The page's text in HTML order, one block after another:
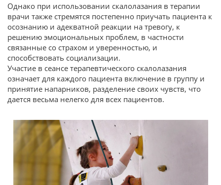
Однако при использовании скалолазания в терапии
врачи также стремятся постепенно приучать пациента к
осознанию и адекватной реакции на тревогу, к
решению эмоциональных проблем, в частности
связанные со страхом и уверенностью, и
способствовать социализации.
Участие в сеансе терапевтического скалолазания
означает для каждого пациента включение в группу и
принятие напарников, разделение своих чувств, что
дается весьма нелегко для всех пациентов.